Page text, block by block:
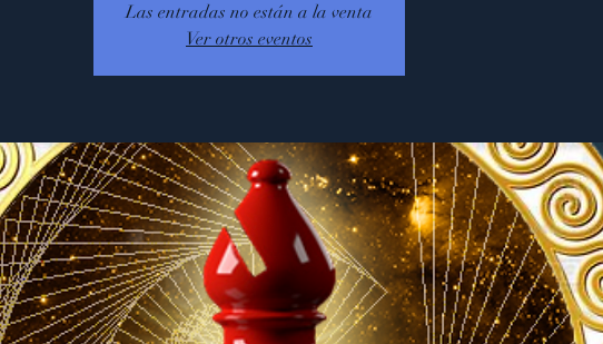
Las entradas no están a la venta
Ver otros eventos